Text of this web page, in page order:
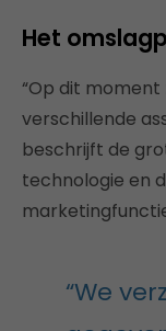
Het
“Op dit
verschillende
beschrijft de
technologie en
“We